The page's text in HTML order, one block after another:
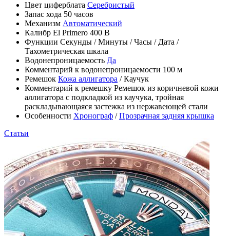
Цвет циферблата Серебристый
Запас хода 50 часов
Механизм Автоматический
Калибр El Primero 400 B
Функции Секунды /Минуты /Часы / Дата /
Тахометрическая шкала
Водонепроницаемость Да
Комментарий к водонепроницаемости 100 м
Ремешок Кожа аллигатора /Каучук
Комментарий к ремешку Ремешок из коричневой кожи
аллигатора с подкладкой из каучука, тройная
раскладывающаяся застежка из нержавеющей стали
Особенности Хронограф /Прозрачная задняя крышка
Статьи